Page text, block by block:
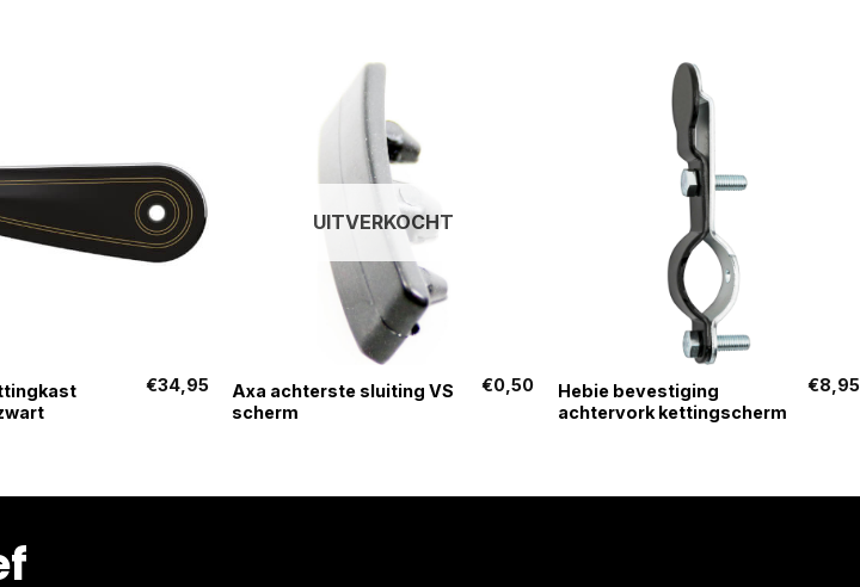
€34,95
UITVERKOCHT
Axa achterste sluiting VS
scherm
€0,50
Hebie bevestiging
achtervork kettingscherm
€8,95